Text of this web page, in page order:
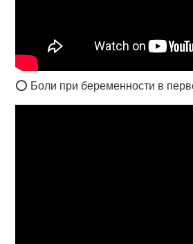
⭕ Боли при беременности в